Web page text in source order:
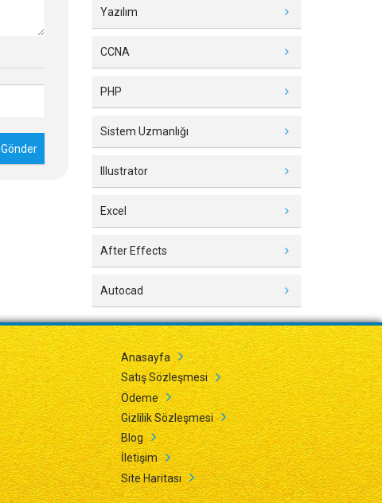
Yazılım
CCNA
PHP
Sistem Uzmanlığı
Illustrator
Excel
After Effects
Autocad
Anasayfa
Satış Sözleşmesi
Ödeme
Gizlilik Sözleşmesi
Blog
İletişim
Site Haritası